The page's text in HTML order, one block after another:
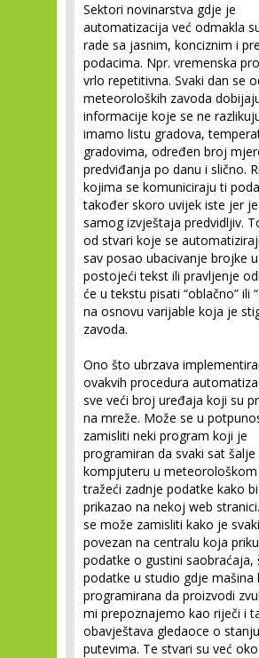
Sektori novinarstva gdje je
automatizacija već odmakla
rade sa jasnim, konciznim i
podacima. Npr. vremenska
vrlo repetitivna. Svaki dan se
meteoroloških zavoda
informacije koje se ne
imamo listu gradova,
gradovima, određen broj
predviđanja po danu i slično.
kojima se komuniciraju ti
također skoro uvijek iste jer
samog izvještaja predvidljiv.
od stvari koje se
sav posao ubacivanje brojke
postojeći tekst ili pravljenje
će u tekstu pisati “oblačno” ili
na osnovu varijable koja je
zavoda.
Ono što ubrzava
ovakvih procedura
sve veći broj uređaja koji su
na mreže. Može se u
zamisliti neki program koji je
programiran da svaki sat šalje
kompjuteru u meteorološkom
tražeći zadnje podatke kako
prikazao na nekoj web
se može zamisliti kako je
povezan na centralu koja
podatke o gustini saobraćaja,
podatke u studio gdje mašina
programirana da proizvodi
mi prepoznajemo kao riječi i
obavještava gledaoce o
putevima. Te stvari su već